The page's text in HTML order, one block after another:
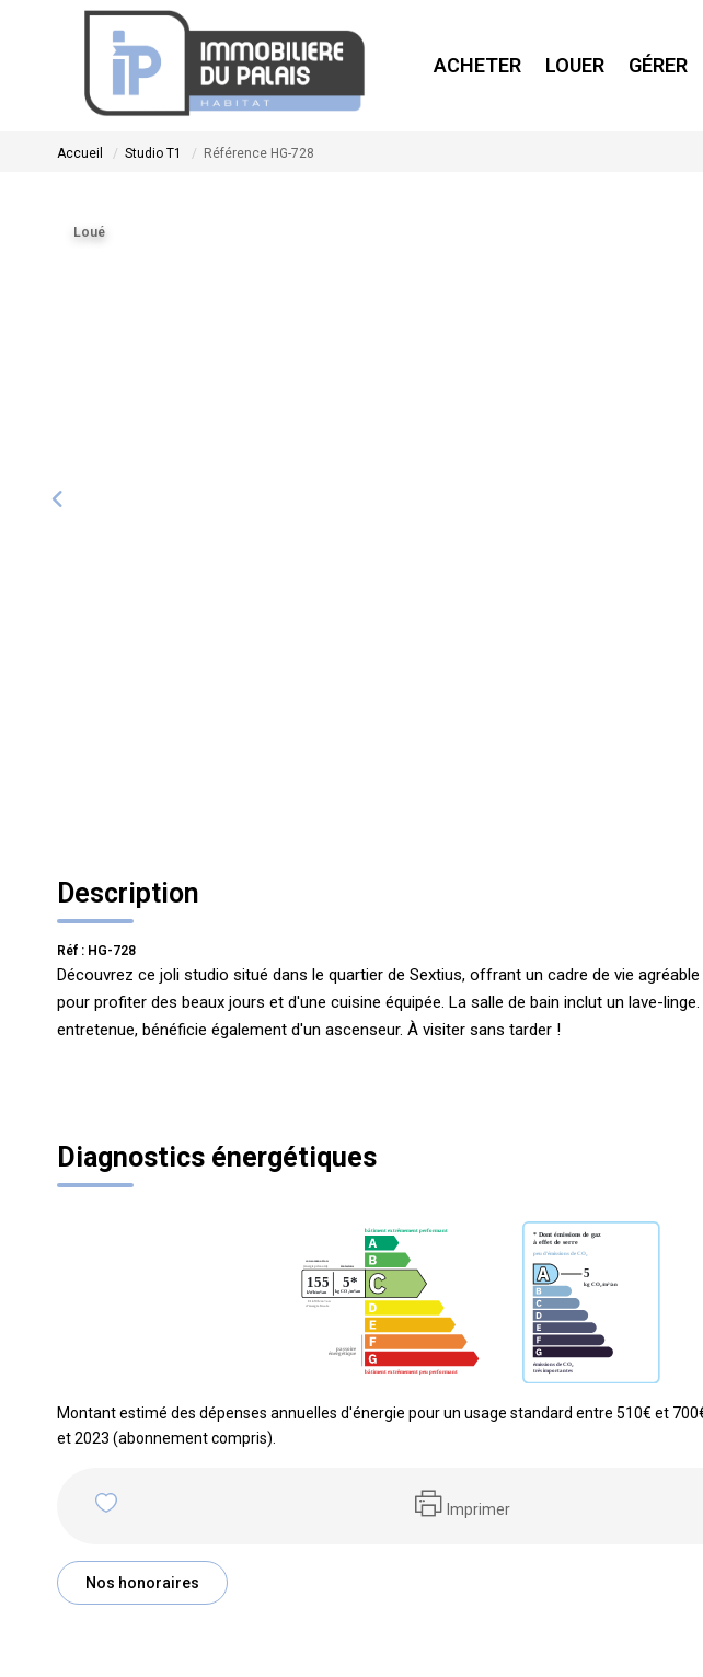
ACHETER LOUER GÉRER
Accueil Studio T1 Référence HG-728
Loué
Description
Réf : HG-728
Découvrez ce joli studio situé dans le quartier de Sextius, offrant un cadre de vie
pour profiter des beaux jours et d'une cuisine équipée. La salle de bain inclut un lave-
entretenue, bénéficie également d'un ascenseur. À visiter sans tarder !
Diagnostics énergétiques
Montant estimé des dépenses annuelles d'énergie pour un usage standard entre 510€ et
et 2023 (abonnement compris).
Imprimer
Nos honoraires